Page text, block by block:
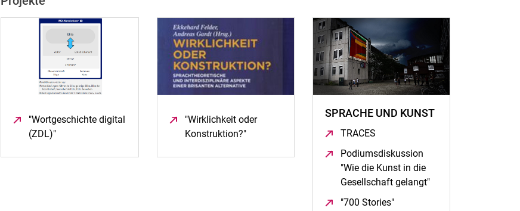
"Wortgeschichte digital
(ZDL)"
"Wirklichkeit oder
Konstruktion?"(öffnet neues Fenster)
SPRACHE UND KUNST
TRACES
Podiumsdiskussion
"Wie die Kunst in die
Gesellschaft gelangt"(öffnet neues
"700 Stories"